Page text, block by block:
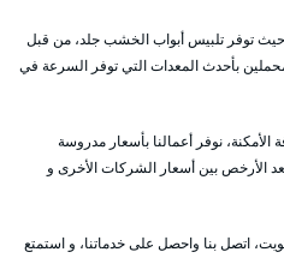
توفر تلبيس أبواب الخشب جلد، من قبل
بأحدث المعدات التي توفر السرعة في
نوفر أعمالنا بأسعار مدروسة
الأرخص بين أسعار الشركات الأخرى و
اتصل بنا واحصل على خدماتنا، و استمتع